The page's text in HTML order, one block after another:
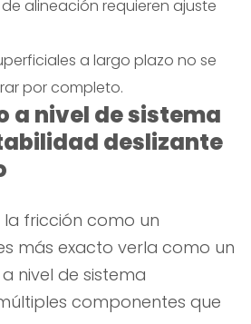
alineación requieren ajuste
a largo plazo no se
por completo.
a nivel de sistema
deslizante
fricción como un
más exacto verla como un
nivel de sistema
componentes que